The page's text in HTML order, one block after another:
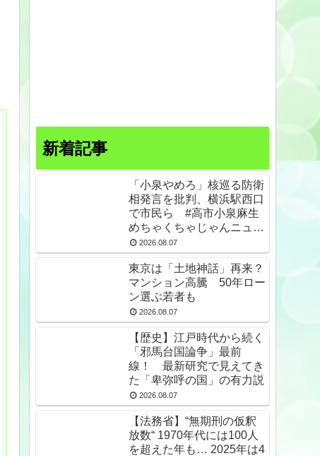
新着記事
「小泉やめろ」核巡る防衛
相発言を批判、横浜駅西口
で市民ら #高市小泉麻生
めちゃくちゃじゃんニュー
スdeプロテスト
2026.08.07
東京は「土地神話」再来？
マンション高騰 50年ロー
ン選ぶ若者も
2026.08.07
【歴史】江戸時代から続く
「邪馬台国論争」最前
線！ 最新研究で見えてき
た「卑弥呼の国」の有力説
2026.08.07
【法務省】“無期刑の仮釈
放数“ 1970年代には100人
を超えた年も… 2025年は4